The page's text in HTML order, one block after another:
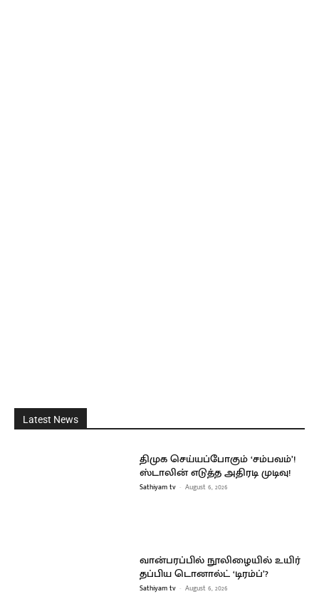
Latest News
திமுக செய்யப்போகும் ‘சம்பவம்’!
ஸ்டாலின் எடுத்த அதிரடி முடிவு!
Sathiyam tv - August 6, 2026
வான்பரப்பில் நூலிழையில் உயிர்
தப்பிய டொனால்ட் ‘டிரம்ப்’?
Sathiyam tv - August 6, 2026